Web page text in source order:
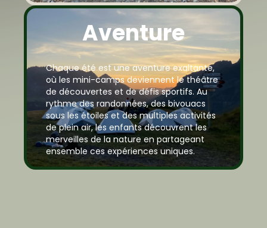
Aventure
Chaque été est une aventure exaltante,
où les mini-camps deviennent le théâtre
de découvertes et de défis sportifs. Au
rythme des randonnées, des bivouacs
sous les étoiles et des multiples activités
de plein air, les enfants découvrent les
merveilles de la nature en partageant
ensemble ces expériences uniques.